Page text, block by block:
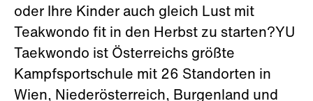
oder Ihre Kinder auch gleich Lust mit
Teakwondo fit in den Herbst zu starten?YU
Taekwondo ist Österreichs größte
Kampfsportschule mit 26 Standorten in
Wien, Niederösterreich, Burgenland und